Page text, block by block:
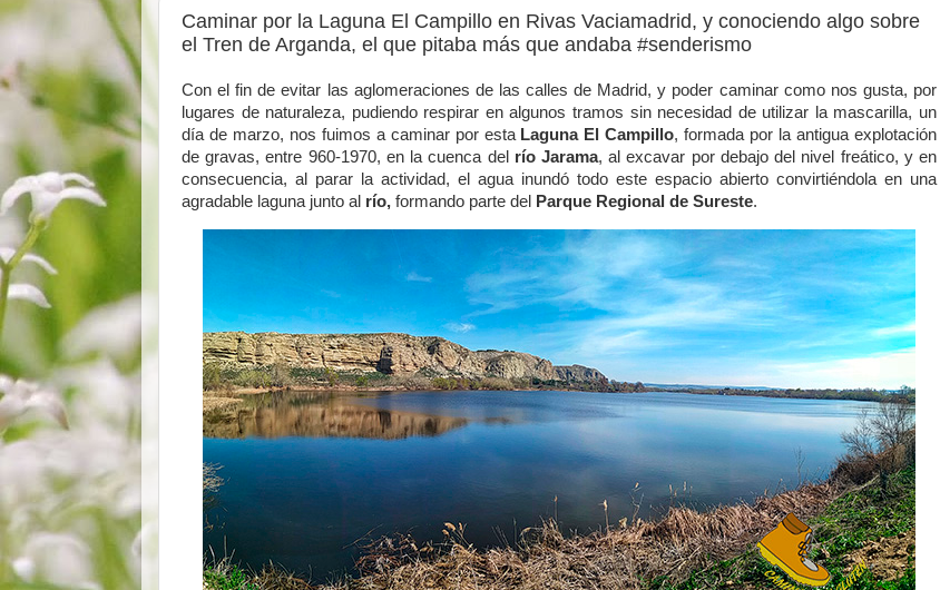
Caminar por la Laguna El Campillo en Rivas Vaciamadrid, y conociendo algo sobre
el Tren de Arganda, el que pitaba más que andaba #senderismo
Con el fin de evitar las aglomeraciones de las calles de Madrid, y poder caminar como nos gusta, por
lugares de naturaleza, pudiendo respirar en algunos tramos sin necesidad de utilizar la mascarilla, un
día de marzo, nos fuimos a caminar por esta Laguna El Campillo, formada por la antigua explotación
de gravas, entre 960-1970, en la cuenca del río Jarama, al excavar por debajo del nivel freático, y en
consecuencia, al parar la actividad, el agua inundó todo este espacio abierto convirtiéndola en una
agradable laguna junto al río, formando parte del Parque Regional de Sureste.